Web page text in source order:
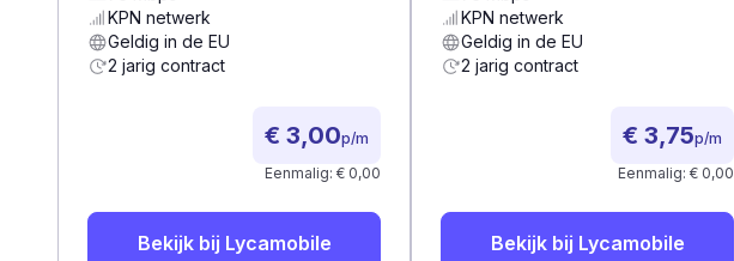
KPN netwerk
Geldig in de EU
2 jarig contract
€ 3,00p/m
Eenmalig: € 0,00
Bekijk bij Lycamobile
KPN netwerk
Geldig in de EU
2 jarig contract
€ 3,75p/m
Eenmalig: € 0,00
Bekijk bij Lycamobile